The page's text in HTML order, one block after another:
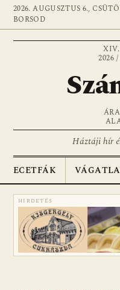
2026. AUGUSZTUS 6.,
BORSOD
2026
Háztáji hír
ECETFÁK
HIRDETÉS